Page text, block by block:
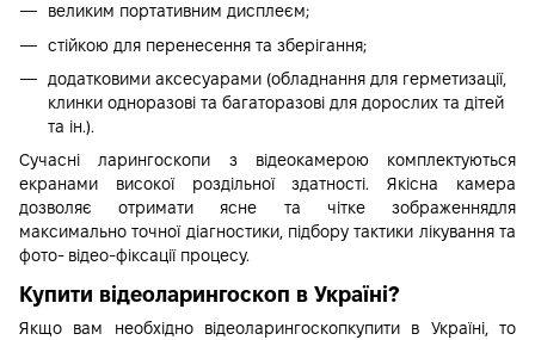
великим портативним дисплеєм;
стійкою для перенесення та зберігання;
додатковими аксесуарами (обладнання для герметизації,
клинки одноразові та багаторазові для дорослих та дітей
та ін.).
Сучасні ларингоскопи з відеокамерою комплектуються
екранами високої роздільної здатності. Якісна камера
дозволяє отримати ясне та чітке зображеннядля
максимально точної діагностики, підбору тактики лікування та
фото- відео-фіксації процесу.
Купити відеоларингоскоп в Україні?
Якщо вам необхідно відеоларингоскопкупити в Україні, то